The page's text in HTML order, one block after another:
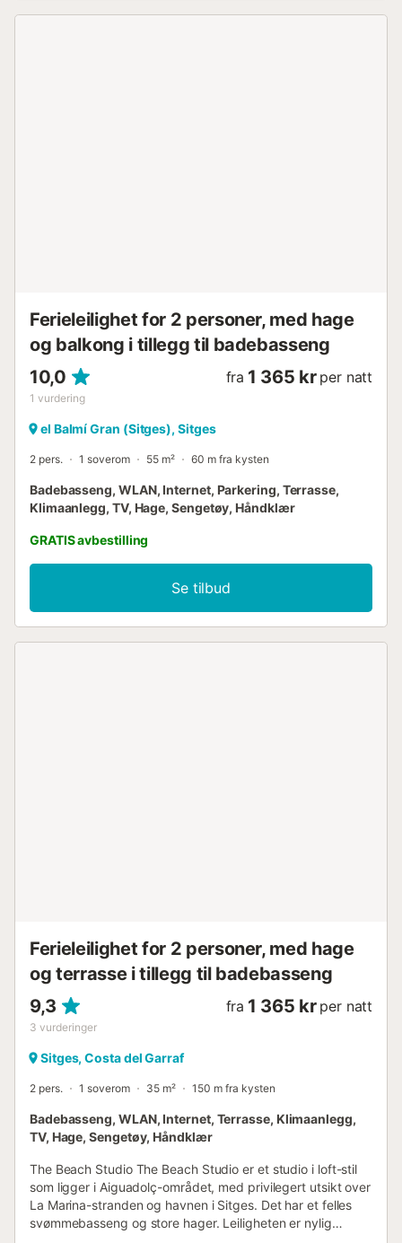
Ferieleilighet for 2 personer, med hage
og balkong i tillegg til badebasseng
10,0
1 vurdering
fra 1 365 kr per natt
el Balmí Gran (Sitges), Sitges
2 pers. 1 soverom 55 m² 60 m fra kysten
Badebasseng, WLAN, Internet, Parkering, Terrasse,
Klimaanlegg, TV, Hage, Sengetøy, Håndklær
GRATIS avbestilling
Se tilbud
Ferieleilighet for 2 personer, med hage
og terrasse i tillegg til badebasseng
9,3
3 vurderinger
fra 1 365 kr per natt
Sitges, Costa del Garraf
2 pers. 1 soverom 35 m² 150 m fra kysten
Badebasseng, WLAN, Internet, Terrasse, Klimaanlegg,
TV, Hage, Sengetøy, Håndklær
The Beach Studio The Beach Studio er et studio i loft-stil
som ligger i Aiguadolç-området, med privilegert utsikt over
La Marina-stranden og havnen i Sitges. Det har et felles
svømmebasseng og store hager. Leiligheten er nylig